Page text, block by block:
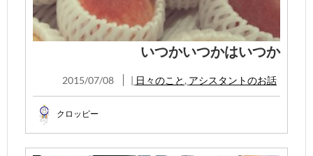
いつかいつかはいつか
2015/07/08 | 日々のこと , アシスタントのお話
クロッピー